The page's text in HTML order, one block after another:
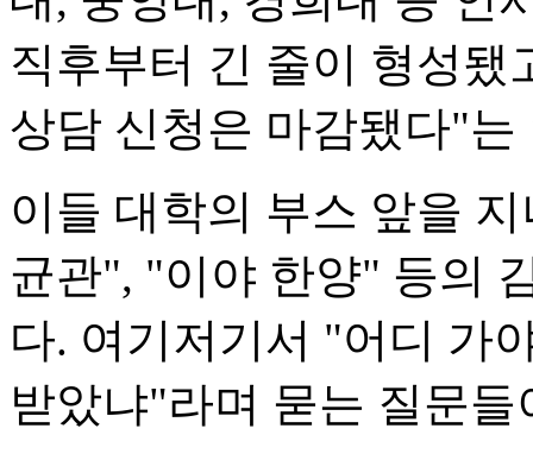
직후부터 긴 줄이 형성됐
상담 신청은 마감됐다"
이들 대학의 부스 앞을
균관", "이야 한양" 등의
다. 여기저기서 "어디 가
받았냐"라며 묻는 질문들